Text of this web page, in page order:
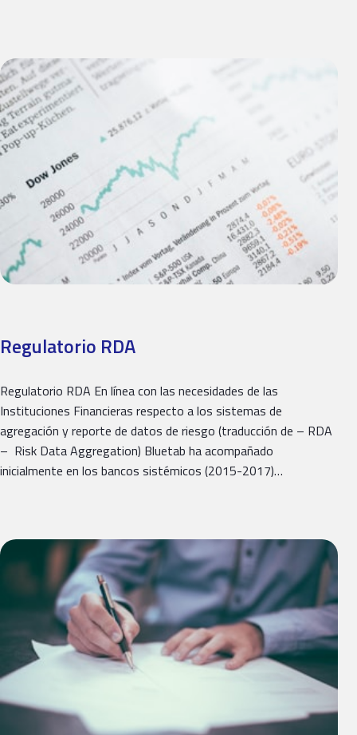
Regulatorio RDA
Regulatorio RDA En línea con las necesidades de las
Instituciones Financieras respecto a los sistemas de
agregación y reporte de datos de riesgo (traducción de – RDA
– Risk Data Aggregation) Bluetab ha acompañado
inicialmente en los bancos sistémicos (2015-2017)…